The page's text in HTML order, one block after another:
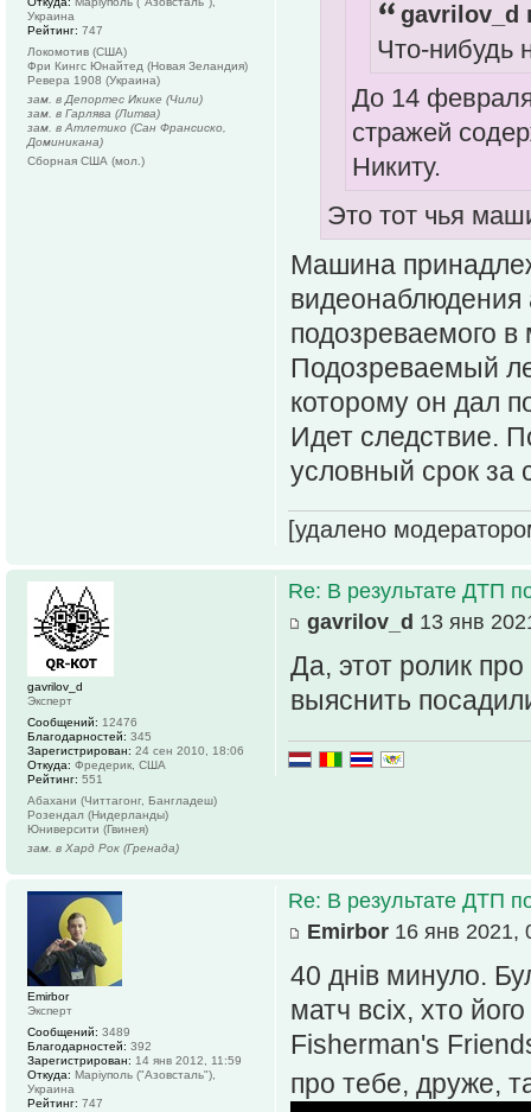
gavrilov_d
Что-нибудь
До 14
стражей
Никиту.
Это тот чья
Машина
видеонаблюдения
подозреваемого в
Подозреваемый
которому он дал
Идет следствие.
условный срок за
[удалено
Украина
Рейтинг: 747
Локомотив (США)
Фри Кингс Юнайтед (Новая Зеландия)
Ревера 1908 (Украина)
зам. в Депортес Икике (Чили)
зам. в Гарлява (Литва)
зам. в Атлетико (Сан Франсиско,
Доминикана)
Сборная США (мол.)
Re: В результате ДТП
gavrilov_d 13 янв
Да, этот ролик
выяснить
gavrilov_d
Эксперт
Сообщений: 12476
Благодарностей: 345
Зарегистрирован: 24 сен 2010, 18:06
Откуда: Фредерик, США
Рейтинг: 551
Абахани (Читтагонг, Бангладеш)
Розендал (Нидерланды)
Юниверсити (Гвинея)
зам. в Хард Рок (Гренада)
Re: В результате ДТП
Emirbor 16 янв 2021,
40 днів минуло.
матч всіх, хто
Fisherman's
про тебе, друже,
Emirbor
Эксперт
Сообщений: 3489
Благодарностей: 392
Зарегистрирован: 14 янв 2012, 11:59
Откуда: Маріуполь ("Азовсталь"),
Украина
Рейтинг: 747